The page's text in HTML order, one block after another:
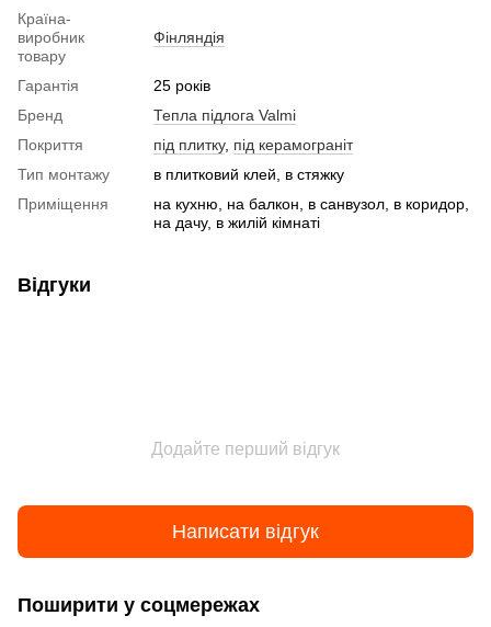
Країна-
виробник
товару
Фінляндія
Гарантія
25 років
Бренд
Тепла підлога Valmi
Покриття
під плитку, під керамограніт
Тип монтажу
в плитковий клей, в стяжку
Приміщення
на кухню, на балкон, в санвузол, в коридор,
на дачу, в жилій кімнаті
Відгуки
Додайте перший відгук
Написати відгук
Поширити у соцмережах